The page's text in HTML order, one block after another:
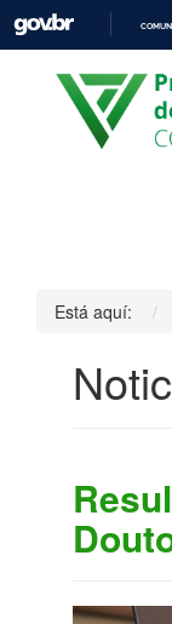
Está aquí: